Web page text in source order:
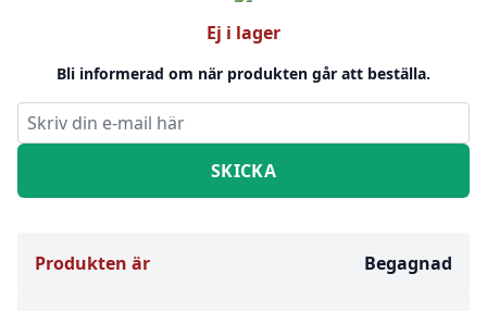
Ej i lager
Bli informerad om när produkten går att beställa.
Produkten är Begagnad